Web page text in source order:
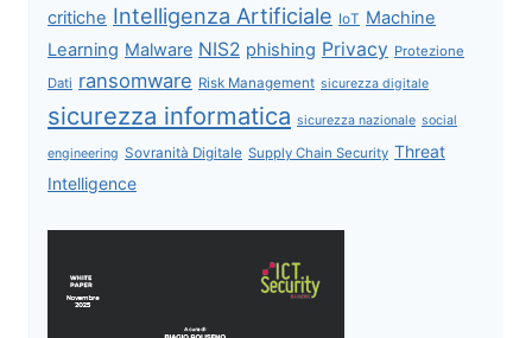
critiche Intelligenza Artificiale IoT Machine
Learning Malware NIS2 phishing Privacy Protezione
Dati ransomware Risk Management sicurezza digitale
sicurezza informatica sicurezza nazionale social
engineering Sovranità Digitale Supply Chain Security Threat
Intelligence